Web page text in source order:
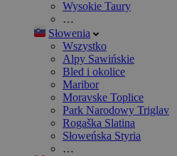
Wysokie Taury
…
Słowenia
Wszystko
Alpy Sawińskie
Bled i okolice
Maribor
Moravske Toplice
Park Narodowy Triglav
Rogaška Slatina
Słoweńska Styria
…